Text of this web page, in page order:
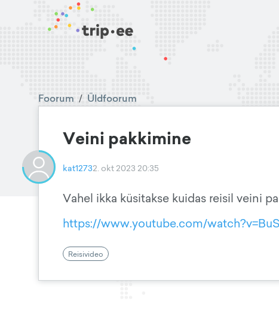
Foorum / Üldfoorum
Veini pakkimine
kat12732. okt 2023 20:35
Vahel ikka küsitakse kuidas reisil veini
https://www.youtube.com/
Reisivideo